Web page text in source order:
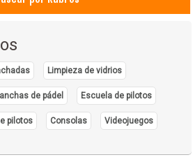
Limpieza de vidrios
de pádel Escuela de pilotos
pilotos Consolas Videojuegos